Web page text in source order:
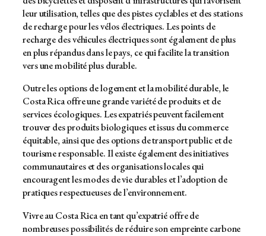
leur utilisation, telles que des pistes cyclables et des stations
de recharge pour les vélos électriques. Les points de
recharge des véhicules électriques sont également de plus
en plus répandus dans le pays, ce qui facilite la transition
vers une mobilité plus durable.
Outre les options de logement et la mobilité durable, le
Costa Rica offre une grande variété de produits et de
services écologiques. Les expatriés peuvent facilement
trouver des produits biologiques et issus du commerce
équitable, ainsi que des options de transport public et de
tourisme responsable. Il existe également des initiatives
communautaires et des organisations locales qui
encouragent les modes de vie durables et l’adoption de
pratiques respectueuses de l’environnement.
Vivre au Costa Rica en tant qu’expatrié offre de
nombreuses possibilités de réduire son empreinte carbone